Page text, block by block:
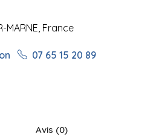
MARNE, France
07 65 15 20 89
Avis (0)